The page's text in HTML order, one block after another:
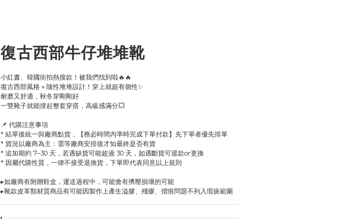
復古西部牛仔堆堆靴
小紅書、韓國街拍熱搜款！被我們找到啦🔥🔥
復古西部風格＋隨性堆堆設計！穿上就超有個性✨
耐磨又舒適，秋冬穿剛剛好
一雙靴子就能撐起整套穿搭，高級感滿分💥
📌 代購注意事項
* 結單後統一與廠商點貨，【務必時間內準時完成下單付款】先下單者優先排單
* 貨況以廠商為主：需等廠商安排後才知最終是否有貨
* 追加期約 7–30 天，若遇缺貨可能超過 30 天，如遇斷貨可退款or更換
* 因屬代購性質，一律不接受退換貨，下單即代表同意以上規則
▸如廠商有附贈鞋盒，運送過程中，可能會有擠壓損壞的可能
▸靴款皮革類材質商品有可能因製作上產生溢膠、殘膠、摺痕問題不列入瑕疵範圍